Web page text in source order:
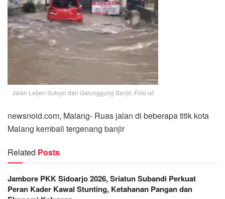
Jalan Letjen Sutoyo dan Galunggung Banjir, Foto ist
newsnoid.com, Malang- Ruas jalan di beberapa titik kota
Malang kembali tergenang banjir
Related Posts
Jambore PKK Sidoarjo 2026, Sriatun Subandi Perkuat
Peran Kader Kawal Stunting, Ketahanan Pangan dan